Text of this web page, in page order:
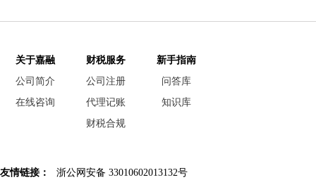
关于嘉融
公司简介
在线咨询
财税服务
公司注册
代理记账
财税合规
新手指南
问答库
知识库
友情链接： 浙公网安备 33010602013132号